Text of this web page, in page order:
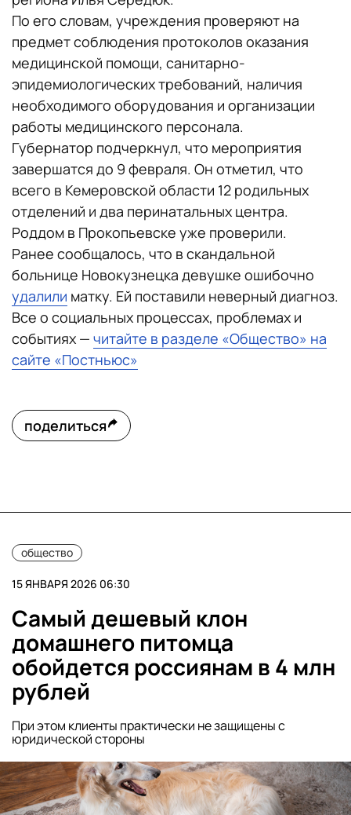
По его словам, учреждения проверяют на
предмет соблюдения протоколов оказания
медицинской помощи, санитарно-
эпидемиологических требований, наличия
необходимого оборудования и организации
работы медицинского персонала.
Губернатор подчеркнул, что мероприятия
завершатся до 9 февраля. Он отметил, что
всего в Кемеровской области 12 родильных
отделений и два перинатальных центра.
Роддом в Прокопьевске уже проверили.
Ранее сообщалось, что в скандальной
больнице Новокузнецка девушке ошибочно
удалили матку. Ей поставили неверный диагноз.
Все о социальных процессах, проблемах и
событиях — читайте в разделе «Общество» на
сайте «Постньюс»
поделиться
общество
15 ЯНВАРЯ 2026 06:30
Самый дешевый клон
домашнего питомца
обойдется россиянам в 4 млн
рублей
При этом клиенты практически не защищены с
юридической стороны